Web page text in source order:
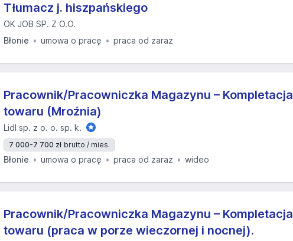
Tłumacz j. hiszpańskiego
OK JOB SP. Z O.O.
Błonie
umowa o pracę praca od zaraz
Pracownik/Pracowniczka Magazynu – Kompletacja
towaru (Mroźnia)
Lidl sp. z o. o. sp. k.
7 000-7 700 zł brutto / mies.
Błonie umowa o pracę praca od zaraz wideo
Pracownik/Pracowniczka Magazynu – Kompletacja
towaru (praca w porze wieczornej i nocnej).